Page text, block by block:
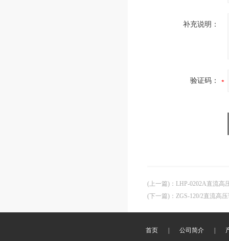
补充说明：
验证码：
(上一篇) ： LHP-0202A直流高
(下一篇) ： ZGS-120/2直流高
首页 公司简介